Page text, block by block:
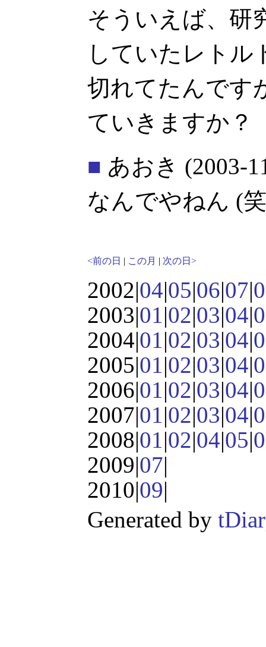
そういえば、研
していたレトル
切れてたんです
ていきますか？
■ あおき (2003-
なんでやねん (
<前の日 | この月 | 次の日>
2002|04|05|06|07|
2003|01|02|03|04|
2004|01|02|03|04|
2005|01|02|03|04|
2006|01|02|03|04|
2007|01|02|03|04|
2008|01|02|04|05|
2009|07|
2010|09|
Generated by